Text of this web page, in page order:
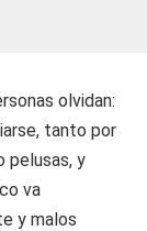
olvidan:
tanto por
pelusas, y
va
y malos